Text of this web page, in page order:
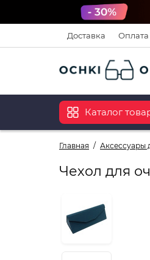
Доставка Оплата
Каталог
Главная Аксессуары
Чехол для